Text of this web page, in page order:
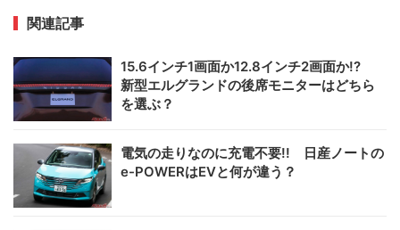
関連記事
15.6インチ1画面か12.8インチ2画面か!?
新型エルグランドの後席モニターはどちら
を選ぶ？
電気の走りなのに充電不要!! 日産ノートの
e-POWERはEVと何が違う？